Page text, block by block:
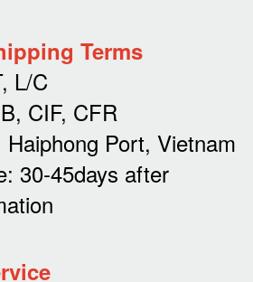
Terms
L/C
CIF, CFR
Port, Vietnam
30-45days after